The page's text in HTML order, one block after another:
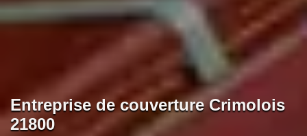
Entreprise de couverture Crimolois
21800